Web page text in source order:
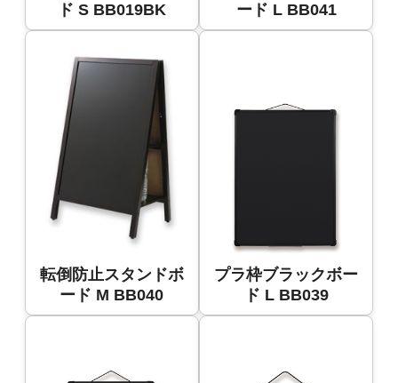
ド S BB019BK
ード L BB041
転倒防止スタンドボ
ード M BB040
プラ枠ブラックボー
ド L BB039